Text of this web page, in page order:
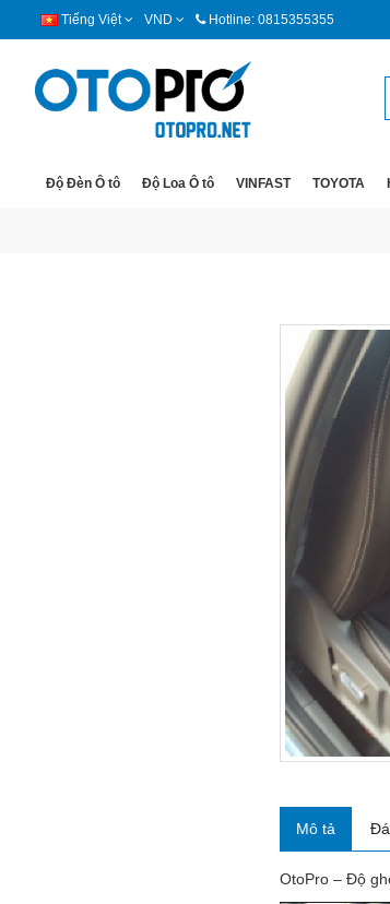
Tiếng Việt VND Hotline: 0815355355
Độ Đèn Ô tô Độ Loa Ô tô VINFAST TOYOTA
Mô tả
OtoPro – Độ